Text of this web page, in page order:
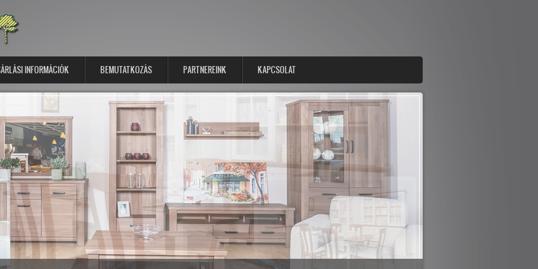
INFORMÁCIÓK BEMUTATKOZÁS PARTNEREINK KAPCSOLAT